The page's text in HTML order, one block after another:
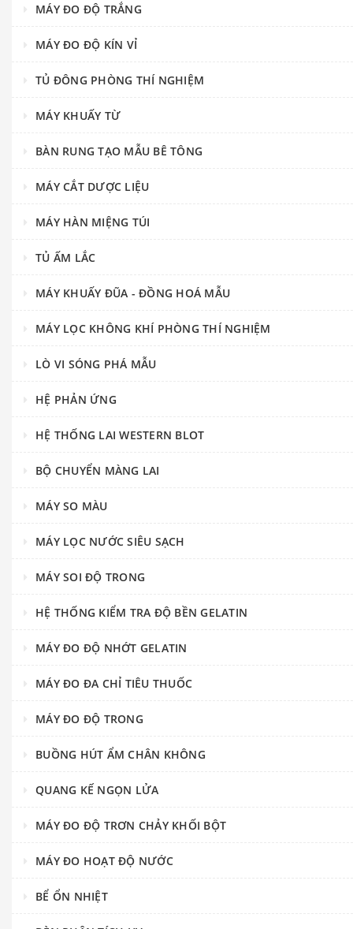
MÁY ĐO ĐỘ TRẮNG
MÁY ĐO ĐỘ KÍN VỈ
TỦ ĐÔNG PHÒNG THÍ NGHIỆM
MÁY KHUẤY TỪ
BÀN RUNG TẠO MẪU BÊ TÔNG
MÁY CẮT DƯỢC LIỆU
MÁY HÀN MIỆNG TÚI
TỦ ẤM LẮC
MÁY KHUẤY ĐŨA - ĐỒNG HOÁ MẪU
MÁY LỌC KHÔNG KHÍ PHÒNG THÍ NGHIỆM
LÒ VI SÓNG PHÁ MẪU
HỆ PHẢN ỨNG
HỆ THỐNG LAI WESTERN BLOT
BỘ CHUYỂN MÀNG LAI
MÁY SO MÀU
MÁY LỌC NƯỚC SIÊU SẠCH
MÁY SOI ĐỘ TRONG
HỆ THỐNG KIỂM TRA ĐỘ BỀN GELATIN
MÁY ĐO ĐỘ NHỚT GELATIN
MÁY ĐO ĐA CHỈ TIÊU THUỐC
MÁY ĐO ĐỘ TRONG
BUỒNG HÚT ẨM CHÂN KHÔNG
QUANG KẾ NGỌN LỬA
MÁY ĐO ĐỘ TRƠN CHẢY KHỐI BỘT
MÁY ĐO HOẠT ĐỘ NƯỚC
BỂ ỔN NHIỆT